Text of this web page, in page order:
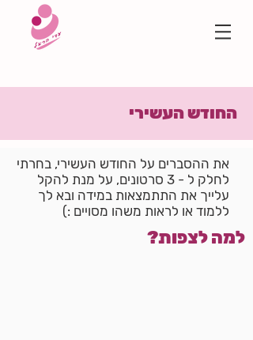
החודש העשירי
את ההסברים על החודש העשירי, בחרתי
לחלק ל - 3 סרטונים, על מנת להקל
עלייך את התתמצאות במידה ובא לך
ללמוד או לראות משהו מסויים :)
למה לצפות?